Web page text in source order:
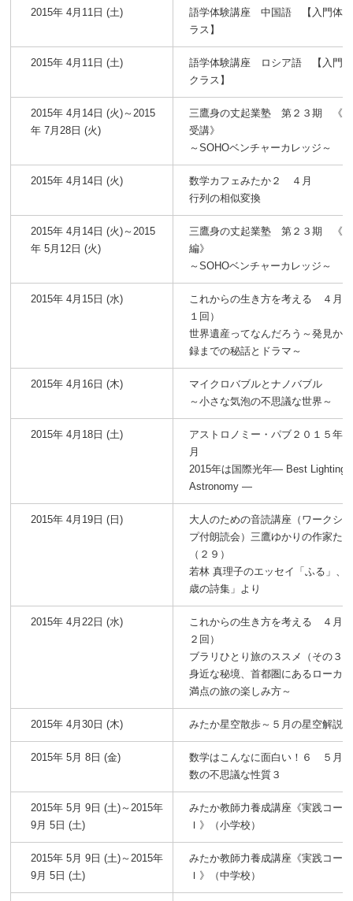
2015年 4月11日 (土)
語学体験講座 中国語 【入門体
ラス】
2015年 4月11日 (土)
語学体験講座 ロシア語 【入門
クラス】
2015年 4月14日 (火)～2015
年 7月28日 (火)
三鷹身の丈起業塾 第２３期 《
受講》
～SOHOベンチャーカレッジ～
2015年 4月14日 (火)
数学カフェみたか２ ４月
行列の相似変換
2015年 4月14日 (火)～2015
年 5月12日 (火)
三鷹身の丈起業塾 第２３期 《
編》
～SOHOベンチャーカレッジ～
2015年 4月15日 (水)
これからの生き方を考える ４月
１回）
世界遺産ってなんだろう～発見か
録までの秘話とドラマ～
2015年 4月16日 (木)
マイクロバブルとナノバブル
～小さな気泡の不思議な世界～
2015年 4月18日 (土)
アストロノミー・パブ２０１５年４
月
2015年は国際光年― Best Lighting
Astronomy ―
2015年 4月19日 (日)
大人のための音読講座（ワークシ
プ付朗読会）三鷹ゆかりの作家たち
（２９）
若林 真理子のエッセイ「ふる」、
歳の詩集」より
2015年 4月22日 (水)
これからの生き方を考える ４月
２回）
ブラリひとり旅のススメ（その３
身近な秘境、首都圏にあるローカ
満点の旅の楽しみ方～
2015年 4月30日 (木) みたか星空散歩～５月の星空解説～
2015年 5月 8日 (金)
数学はこんなに面白い！６ ５月
数の不思議な性質３
2015年 5月 9日 (土)～2015年
9月 5日 (土)
みたか教師力養成講座《実践コー
Ｉ》（小学校）
2015年 5月 9日 (土)～2015年
9月 5日 (土)
みたか教師力養成講座《実践コー
Ｉ》（中学校）